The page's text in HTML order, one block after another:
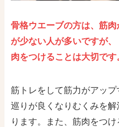
骨格ウエーブの方は、筋
が少ない人が多いですが
肉をつけることは大切です
筋トレをして筋力がアッ
巡りが良くなりむくみを
ります。また、筋肉をつ